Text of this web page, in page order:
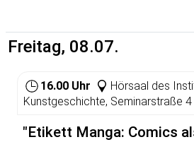
Freitag, 08.07.
16.00 Uhr
Hörsaal des
Kunstgeschichte, Seminarstraße 4
"Etikett Manga: Comics